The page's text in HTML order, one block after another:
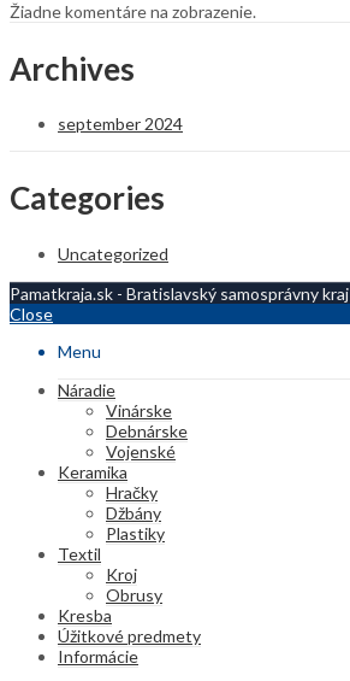
Žiadne komentáre na zobrazenie.
Archives
september 2024
Categories
Uncategorized
Pamatkraja.sk - Bratislavský samosprávny kraj
Close
Menu
Náradie
Vinárske
Debnárske
Vojenské
Keramika
Hračky
Džbány
Plastiky
Textil
Kroj
Obrusy
Kresba
Úžitkové predmety
Informácie